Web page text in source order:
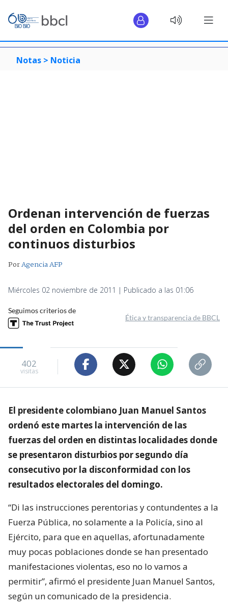
Notas > Noticia
Ordenan intervención de fuerzas
del orden en Colombia por
continuos disturbios
PorAgencia AFP
Miércoles 02 noviembre de 2011 | Publicado a las 01:06
Seguimos criterios de
Ética y transparencia de BBCL
402
visitas
El presidente colombiano Juan Manuel Santos
ordenó este martes la intervención de las
fuerzas del orden en distintas localidades donde
se presentaron disturbios por segundo día
consecutivo por la disconformidad con los
resultados electorales del domingo.
“Di las instrucciones perentorias y contundentes a la
Fuerza Pública, no solamente a la Policía, sino al
Ejército, para que en aquellas, afortunadamente
muy pocas poblaciones donde se han presentado
manifestaciones violentas, eso no lo vamos a
permitir”, afirmó el presidente Juan Manuel Santos,
según un comunicado de la presidencia.